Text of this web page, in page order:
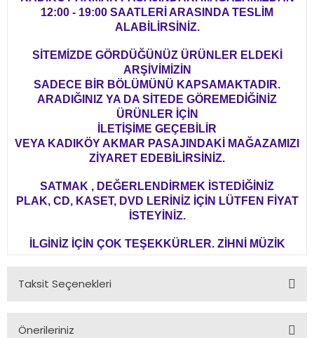
12:00 - 19:00 SAATLERİ ARASINDA TESLİM
ALABİLİRSİNİZ.
SİTEMİZDE GÖRDÜĞÜNÜZ ÜRÜNLER ELDEKİ
ARŞİVİMİZİN
SADECE BİR BÖLÜMÜNÜ KAPSAMAKTADIR.
ARADIĞINIZ YA DA SİTEDE GÖREMEDİĞİNİZ
ÜRÜNLER İÇİN
İLETİŞİME GEÇEBİLİR
VEYA KADIKÖY AKMAR PASAJINDAKİ MAĞAZAMIZI
ZİYARET EDEBİLİRSİNİZ.
SATMAK , DEĞERLENDİRMEK İSTEDİĞİNİZ
PLAK, CD, KASET, DVD LERİNİZ İÇİN LÜTFEN FİYAT
İSTEYİNİZ.
İLGİNİZ İÇİN ÇOK TEŞEKKÜRLER. ZİHNİ MÜZİK
Taksit Seçenekleri
Önerileriniz